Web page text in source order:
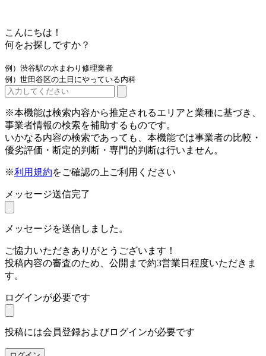
こんにちは！
何をお探しですか？
例）渋谷駅の水まわり修理業者
例）世田谷区の土日にやっている内科
※本機能は検索内容から推定されるエリアと業種に基づき、
事業者情報の検索を補助するものです。
いかなる内容の検索であっても、本機能では事業者の比較・
優劣評価・断定的判断・専門的判断は行いません。
※利用規約をご確認の上ご利用ください
メッセージ送信完了
メッセージを送信しました。
ご協力いただきありがとうございます！
投稿内容の審査のため、公開まで約3営業日程度いただきま
す。
ログインが必要です
投稿には会員登録およびログインが必要です